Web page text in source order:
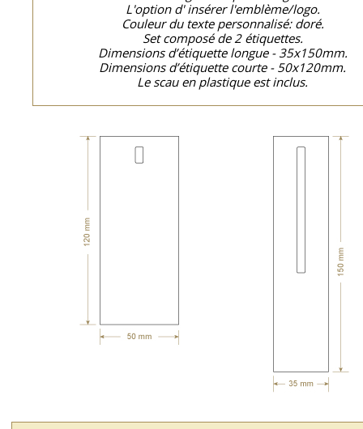
L'option d' insérer l'emblème/logo.
Couleur du texte personnalisé: doré.
Set composé de 2 étiquettes.
Dimensions d’étiquette longue - 35x150mm.
Dimensions d’étiquette courte - 50x120mm.
Le scau en plastique est inclus.